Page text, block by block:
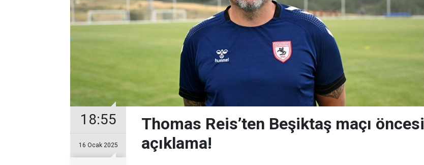
18:55
16 Ocak 2025
Thomas Reis’ten Beşiktaş maçı öncesi
açıklama!